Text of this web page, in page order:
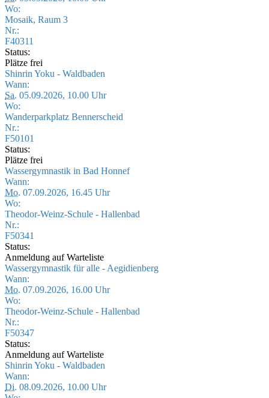
Wo:
Mosaik, Raum 3
Nr.:
F40311
Status:
Plätze frei
Shinrin Yoku - Waldbaden
Wann:
Sa. 05.09.2026, 10.00 Uhr
Wo:
Wanderparkplatz Bennerscheid
Nr.:
F50101
Status:
Plätze frei
Wassergymnastik in Bad Honnef
Wann:
Mo. 07.09.2026, 16.45 Uhr
Wo:
Theodor-Weinz-Schule - Hallenbad
Nr.:
F50341
Status:
Anmeldung auf Warteliste
Wassergymnastik für alle - Aegidienberg
Wann:
Mo. 07.09.2026, 16.00 Uhr
Wo:
Theodor-Weinz-Schule - Hallenbad
Nr.:
F50347
Status:
Anmeldung auf Warteliste
Shinrin Yoku - Waldbaden
Wann:
Di. 08.09.2026, 10.00 Uhr